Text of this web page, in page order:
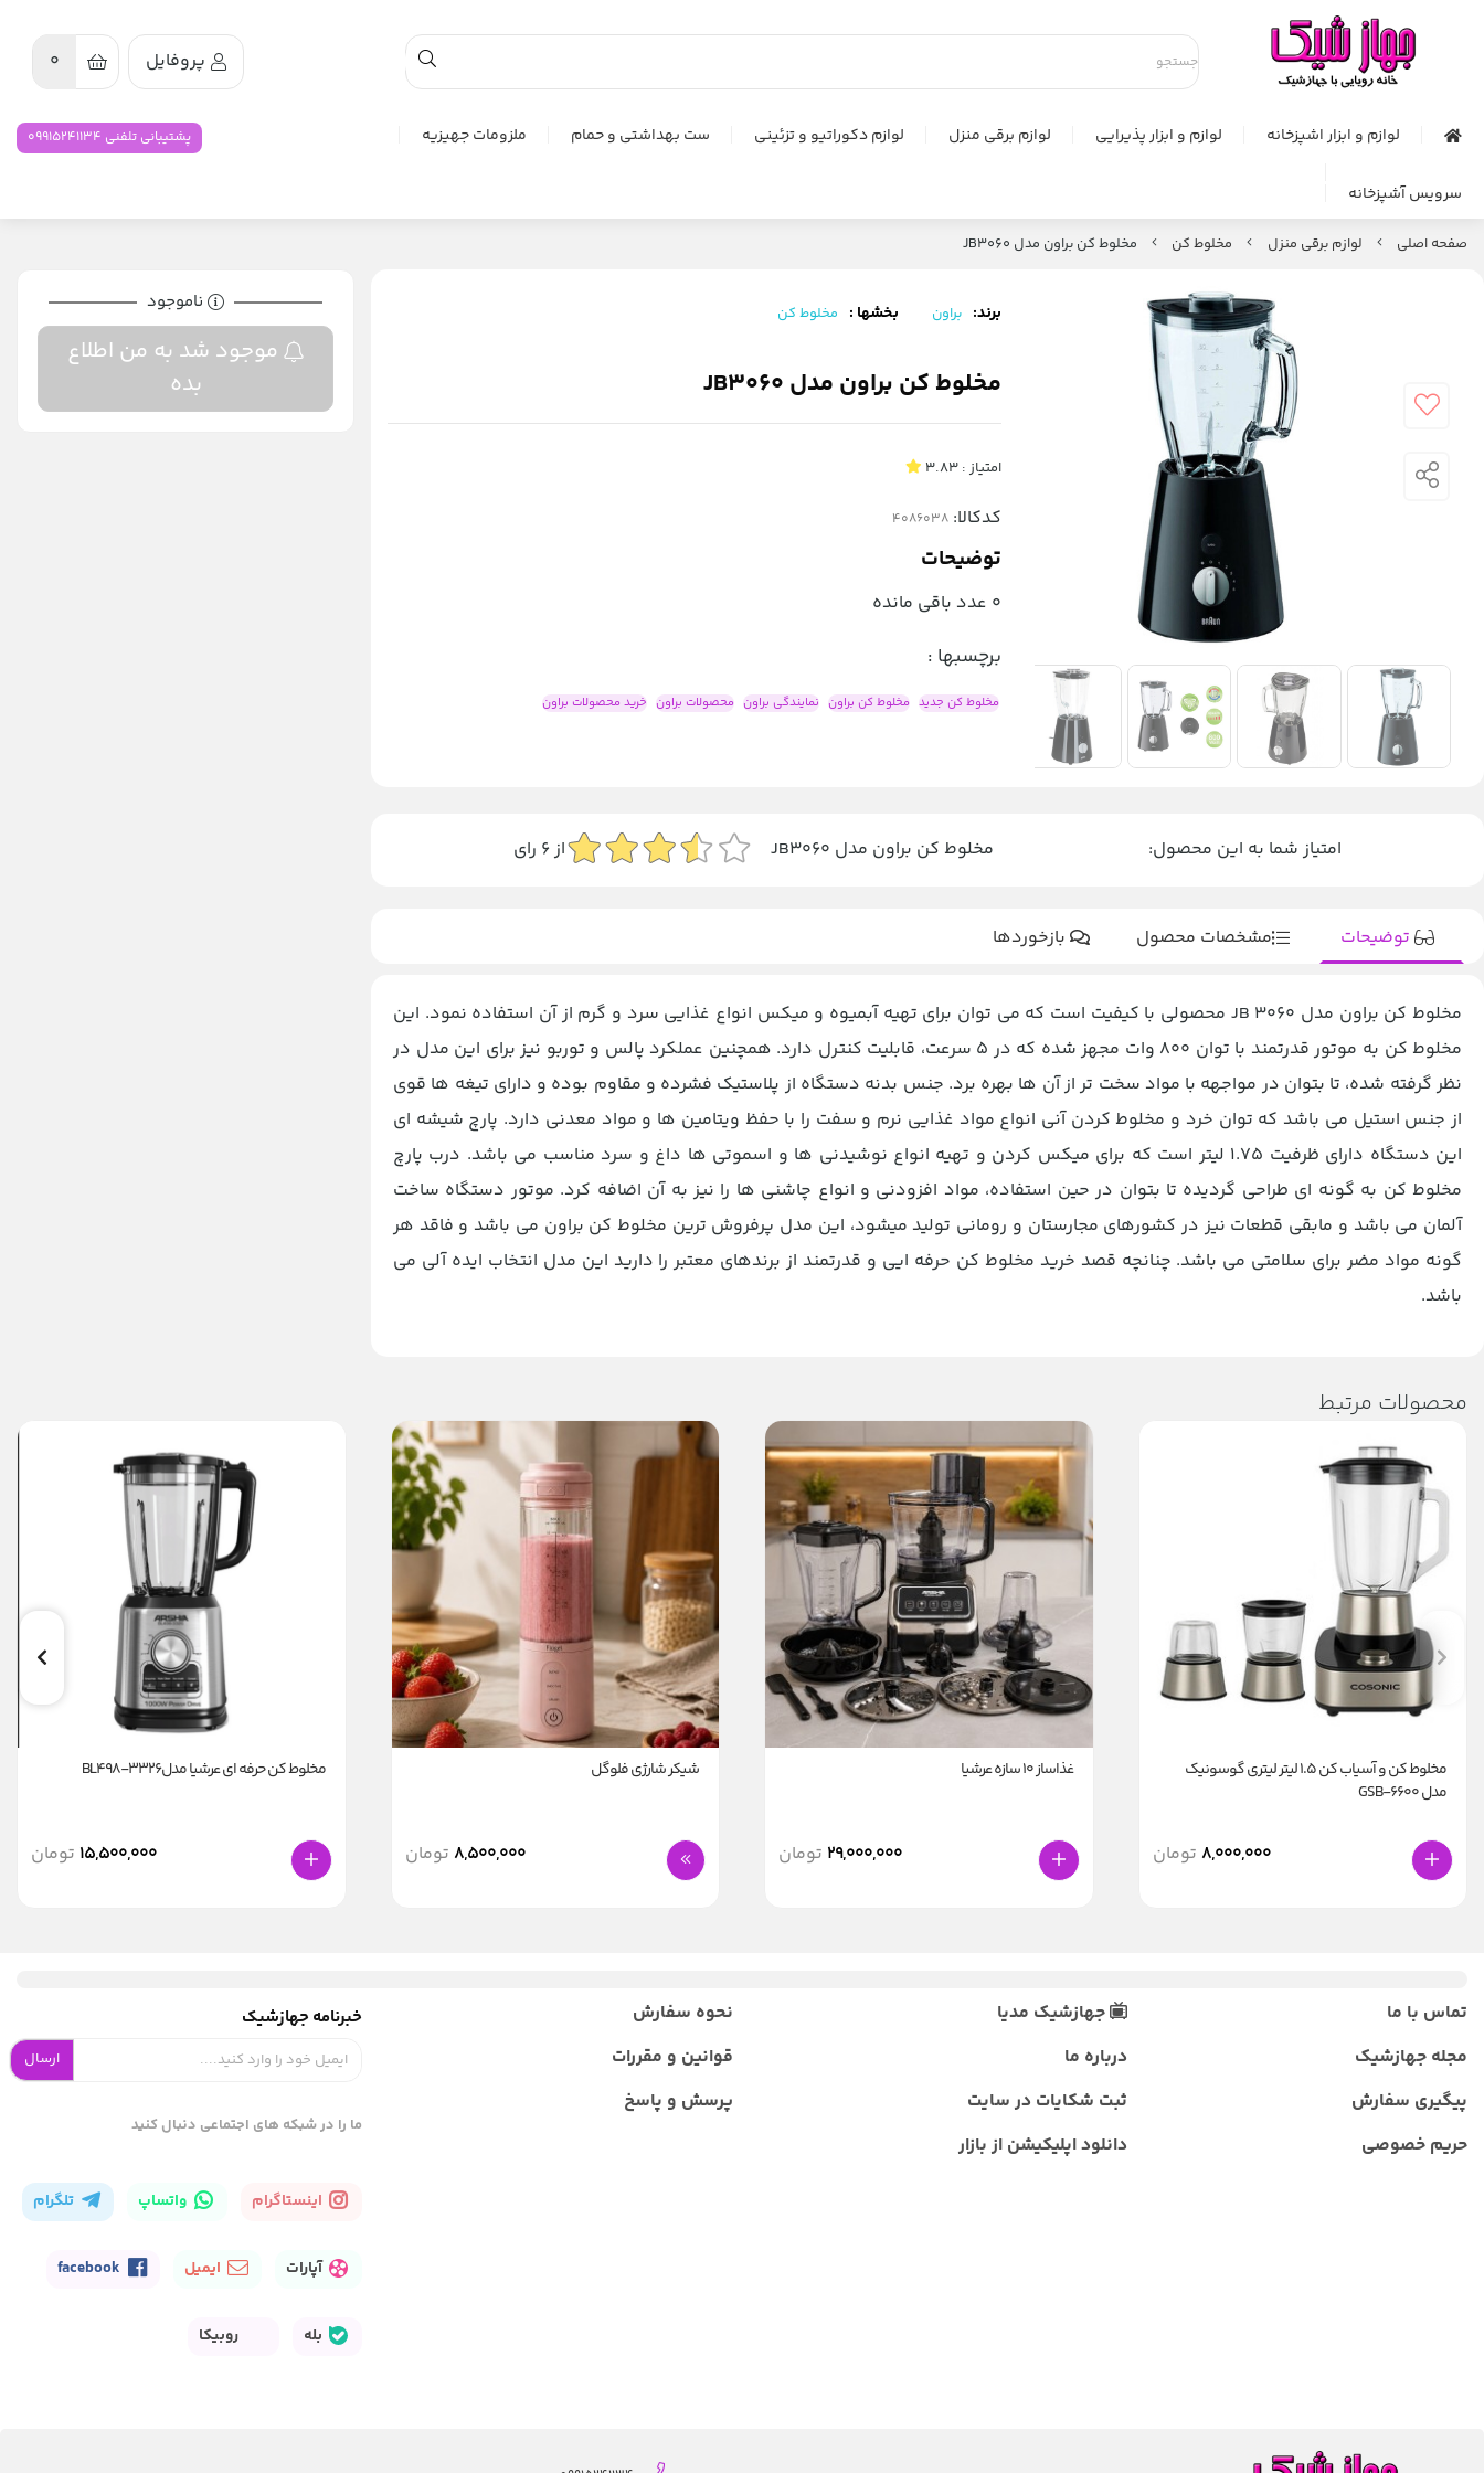
پروفایل 0
لوازم و ابزار اشپزخانه لوازم و ابزار پذیرایی لوازم برقی منزل لوازم دکوراتیو و تزئینی ست بهداشتی و حمام ملزومات جهیزیه
سرویس آشپزخانه
پشتیبانی تلفنی 09915241134
صفحه اصلی لوازم برقی منزل مخلوط کن مخلوط کن براون مدل JB3060
برند: براون بخشها : مخلوط کن
مخلوط کن براون مدل JB3060
امتیاز : 3.83
کدکالا:
توضیحات
0 عدد باقی مانده
برچسبها :
مخلوط کن جدید مخلوط کن براون نمایندگی براون محصولات براون خرید محصولات براون
امتیاز شما به این محصول: مخلوط کن براون مدل JB3060 از6 رای
توضیحات مشخصات محصول بازخوردها
مخلوط کن براون مدل JB 3060 محصولی با کیفیت است که می توان برای تهیه آبمیوه و میکس انواع غذایی سرد و گرم از آن استفاده نمود. این
مخلوط کن به موتور قدرتمند با توان 800 وات مجهز شده که در 5 سرعت، قابلیت کنترل دارد. همچنین عملکرد پالس و توربو نیز برای این مدل در
نظر گرفته شده، تا بتوان در مواجهه با مواد سخت تر از آن ها بهره برد. جنس بدنه دستگاه از پلاستیک فشرده و مقاوم بوده و دارای تیغه ها قوی
از جنس استیل می باشد که توان خرد و مخلوط کردن آنی انواع مواد غذایی نرم و سفت را با حفظ ویتامین ها و مواد معدنی دارد. پارچ شیشه ای
این دستگاه دارای ظرفیت 1.75 لیتر است که برای میکس کردن و تهیه انواع نوشیدنی ها و اسموتی ها داغ و سرد مناسب می باشد. درب پارچ
مخلوط کن به گونه ای طراحی گردیده تا بتوان در حین استفاده، مواد افزودنی و انواع چاشنی ها را نیز به آن اضافه کرد. موتور دستگاه ساخت
آلمان می باشد و مابقی قطعات نیز در کشورهای مجارستان و رومانی تولید میشود، این مدل پرفروش ترین مخلوط کن براون می باشد و فاقد هر
گونه مواد مضر برای سلامتی می باشد. چنانچه قصد خرید مخلوط کن حرفه ایی و قدرتمند از برندهای معتبر را دارید این مدل انتخاب ایده آلی می
باشد.
ناموجود
موجود شد به من اطلاع
بده
محصولات مرتبط
مخلوط کن و آسیاب کن 1.5 لیتر لیتری گوسونیک
مدل GSB-6600
8,000,000 تومان
غذاساز ۱۰ سازه عرشیا
29,000,000 تومان
شیکر شارژی فلوگل
8,500,000 تومان
مخلوط کن حرفه ای عرشیا مدلBL498-3326
15,500,000 تومان
تماس با ما جهازشیک مدیا
نحوه سفارش
مجله جهازشیک
درباره ما
قوانین و مقررات
پیگیری سفارش
ثبت شکایات در سایت
پرسش و پاسخ
حریم خصوصی
دانلود اپلیکیشن از بازار
خبرنامه جهازشیک
ارسال
ما را در شبکه های اجتماعی دنبال کنید
اینستاگرام واتساپ تلگرام
آپارات ایمیل
بله روبیکا